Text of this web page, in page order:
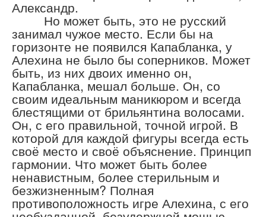
Александр.
Но может быть, это не русский
занимал чужое место. Если бы на
горизонте не появился Капабланка, у
Алехина не было бы соперников. Может
быть, из них двоих именно он,
Капабланка, мешал больше. Он, со
своим идеальным маникюром и всегда
блестящими от брильянтина волосами.
Он, с его правильной, точной игрой. В
которой для каждой фигуры всегда есть
своё место и своё объяснение. Принцип
гармонии. Что может быть более
ненавистным, более стерильным и
безжизненным? Полная
противоположность игре Алехина, с его